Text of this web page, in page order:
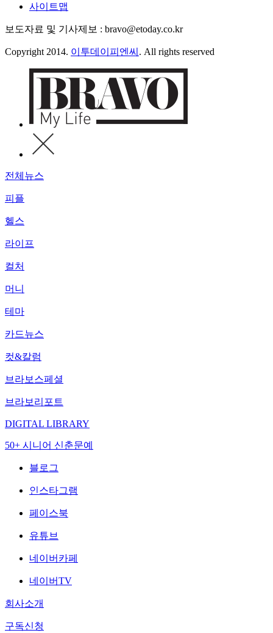
사이트맵
보도자료 및 기사제보 : bravo@etoday.co.kr
Copyright 2014. 이투데이피엔씨 . All rights reserved
전체뉴스
피플
헬스
라이프
컬처
머니
테마
카드뉴스
컷&칼럼
브라보스페셜
브라보리포트
DIGITAL LIBRARY
50+ 시니어 신춘문예
블로그
인스타그램
페이스북
유튜브
네이버카페
네이버TV
회사소개
구독신청